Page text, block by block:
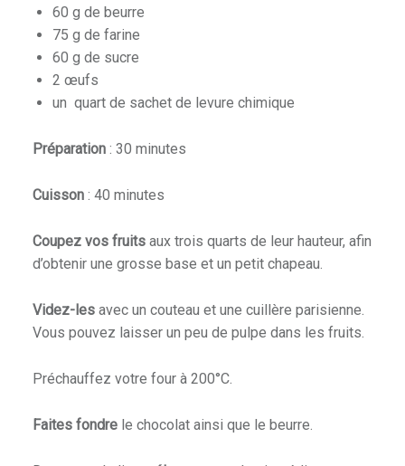
60 g de beurre
75 g de farine
60 g de sucre
2 œufs
un quart de sachet de levure chimique
Préparation: 30 minutes
Cuisson: 40 minutes
Coupez vos fruitsaux trois quarts de leur hauteur, afin
d’obtenir une grosse base et un petit chapeau.
Videz-lesavec un couteau et une cuillère parisienne.
Vous pouvez laisser un peu de pulpe dans les fruits.
Préchauffez votre four à 200°C.
Faites fondrele chocolat ainsi que le beurre.